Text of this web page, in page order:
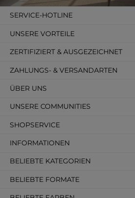
SERVICE-HOTLINE
SHOPSERVICE
INFORMATIONEN
BELIEBTE KATEGORIEN
BELIEBTE FORMATE
ZAHLUNGS- & VERSANDARTEN
ÜBER UNS
ZERTIFIZIERT & AUSGEZEICHNET
UNSERE VORTEILE
UNSERE COMMUNITIES